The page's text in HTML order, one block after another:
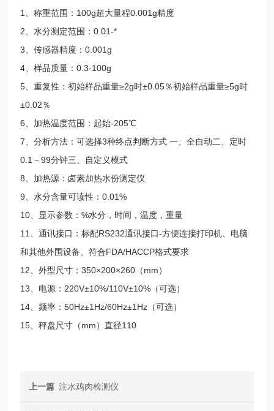
1、称重范围：100g超大量程0.001g精度
2、水分测定范围：0.01-*
3、传感器精度：0.001g
4、样品质量：0.3-100g
5、重复性：初始样品重量≥2g时±0.05％初始样品重量≥5g时
±0.02％
6、加热温度范围：起始-205℃
7、分析方法：可选择3种终点判断方式 一、全自动二、定时
0.1－99分钟三、自定义模式
8、加热源：卤素加热水份测定仪
9、水分含量可读性：0.01%
10、显示参数：%水分，时间，温度，重量
11、通讯接口：标配RS232通讯接口-方便连接打印机、电脑
和其他外围设备、符合FDA/HACCP格式要求
12、外型尺寸：350×200×260（mm）
13、电源：220V±10%/110V±10%（可选）
14、频率：50Hz±1Hz/60Hz±1Hz（可选）
15、秤盘尺寸（mm）直径110
上一篇 注水鸡肉检测仪